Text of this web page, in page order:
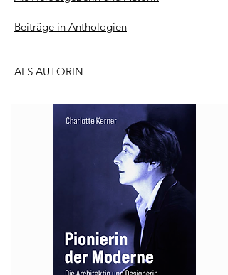
Beiträge in Anthologien
ALS AUTORIN